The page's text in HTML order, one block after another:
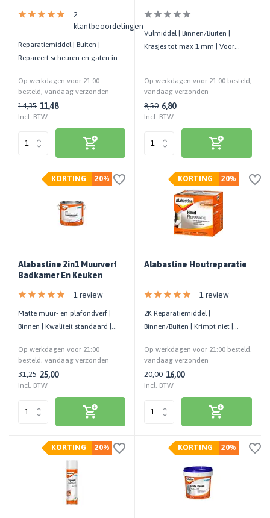
2
klantbeoordelingen
Reparatiemiddel | Buiten |
Repareert scheuren en gaten in
Op werkdagen voor 21:00
besteld, vandaag verzonden
14,35 11,48
Incl. BTW
Vulmiddel | Binnen/Buiten |
Krasjes tot max 1 mm | Voor
Op werkdagen voor 21:00 besteld,
vandaag verzonden
8,50 6,80
Incl. BTW
20%
KORTING
Alabastine 2in1 Muurverf
Badkamer En Keuken
1 review
Matte muur- en plafondverf |
Binnen | Kwaliteit standaard |
Op werkdagen voor 21:00
besteld, vandaag verzonden
31,25 25,00
Incl. BTW
20%
KORTING
Alabastine Houtreparatie
1 review
2K Reparatiemiddel |
Binnen/Buiten | Krimpt niet |
soorten verf
Op werkdagen voor 21:00 besteld,
vandaag verzonden
20,00 16,00
Incl. BTW
20%
KORTING 20%
KORTING